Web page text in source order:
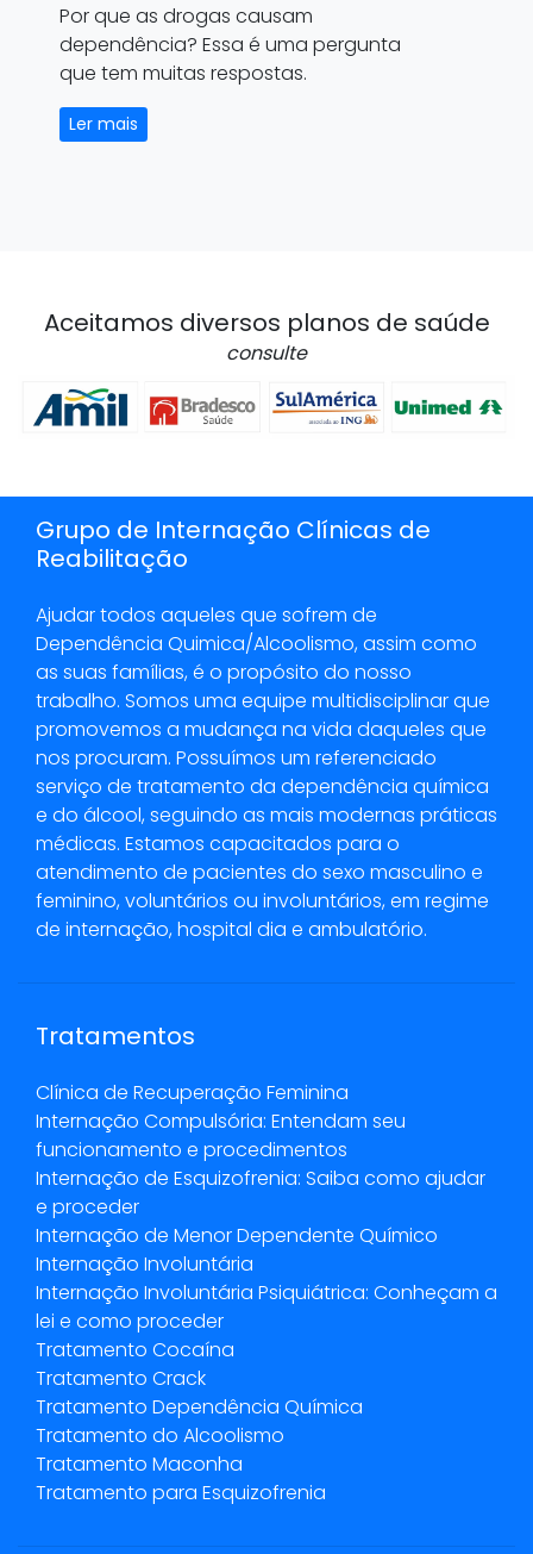
Por que as drogas causam
dependência? Essa é uma pergunta
que tem muitas respostas.
Ler mais
Aceitamos diversos planos de saúde
consulte
Grupo de Internação Clínicas de
Reabilitação
Ajudar todos aqueles que sofrem de
Dependência Quimica/Alcoolismo, assim como
as suas famílias, é o propósito do nosso
trabalho. Somos uma equipe multidisciplinar que
promovemos a mudança na vida daqueles que
nos procuram. Possuímos um referenciado
serviço de tratamento da dependência química
e do álcool, seguindo as mais modernas práticas
médicas. Estamos capacitados para o
atendimento de pacientes do sexo masculino e
feminino, voluntários ou involuntários, em regime
de internação, hospital dia e ambulatório.
Tratamentos
Clínica de Recuperação Feminina
Internação Compulsória: Entendam seu
funcionamento e procedimentos
Internação de Esquizofrenia: Saiba como ajudar
e proceder
Internação de Menor Dependente Químico
Internação Involuntária
Internação Involuntária Psiquiátrica: Conheçam a
lei e como proceder
Tratamento Cocaína
Tratamento Crack
Tratamento Dependência Química
Tratamento do Alcoolismo
Tratamento Maconha
Tratamento para Esquizofrenia